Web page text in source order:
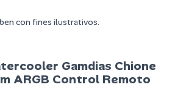
con fines ilustrativos.
Gamdias Chione
ARGB Control Remoto